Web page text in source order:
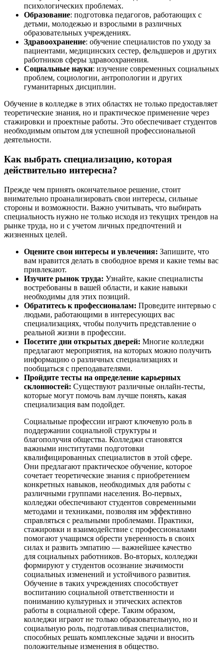
психологических проблемах.
Образование: подготовка педагогов, работающих с
детьми, молодежью и взрослыми в различных
образовательных учреждениях.
Здравоохранение: обучение специалистов по уходу за
пациентами, медицинских сестер, фельдшеров и других
работников сферы здравоохранения.
Социальные науки: изучение современных социальных
проблем, социологии, антропологии и других
гуманитарных дисциплин.
Обучение в колледже в этих областях не только предоставляет
теоретические знания, но и практическое применение через
стажировки и проектные работы. Это обеспечивает студентов
необходимым опытом для успешной профессиональной
деятельности.
Как выбрать специализацию, которая
действительно интересна?
Прежде чем принять окончательное решение, стоит
внимательно проанализировать свои интересы, сильные
стороны и возможности. Важно учитывать, что выбирать
специальность нужно не только исходя из текущих трендов на
рынке труда, но и с учетом личных предпочтений и
жизненных целей.
Оцените свои интересы и увлечения: Запишите, что
вам нравится делать в свободное время и какие темы вас
привлекают.
Изучите рынок труда: Узнайте, какие специалисты
востребованы в вашей области, и какие навыки
необходимы для этих позиций.
Обратитесь к профессионалам: Проведите интервью с
людьми, работающими в интересующих вас
специализациях, чтобы получить представление о
реальной жизни в профессии.
Посетите дни открытых дверей: Многие колледжи
предлагают мероприятия, на которых можно получить
информацию о различных специализациях и
пообщаться с преподавателями.
Пройдите тесты на определение карьерных
склонностей: Существуют различные онлайн-тесты,
которые могут помочь вам лучше понять, какая
специализация вам подойдет.
Социальные профессии играют ключевую роль в
поддержании социальной структуры и
благополучия общества. Колледжи становятся
важными институтами подготовки
квалифицированных специалистов в этой сфере.
Они предлагают практическое обучение, которое
сочетает теоретические знания с приобретением
конкретных навыков, необходимых для работы с
различными группами населения. Во-первых,
колледжи обеспечивают студентов современными
методами и техниками, позволяя им эффективно
справляться с реальными проблемами. Практики,
стажировки и взаимодействие с профессионалами
помогают учащимся обрести уверенность в своих
силах и развить эмпатию — важнейшее качество
для социальных работников. Во-вторых, колледжи
формируют у студентов осознание значимости
социальных изменений и устойчивого развития.
Обучение в таких учреждениях способствует
воспитанию социальной ответственности и
пониманию культурных и этических аспектов
работы в социальной сфере. Таким образом,
колледжи играют не только образовательную, но и
социальную роль, подготавливая специалистов,
способных решать комплексные задачи и вносить
положительные изменения в общество.